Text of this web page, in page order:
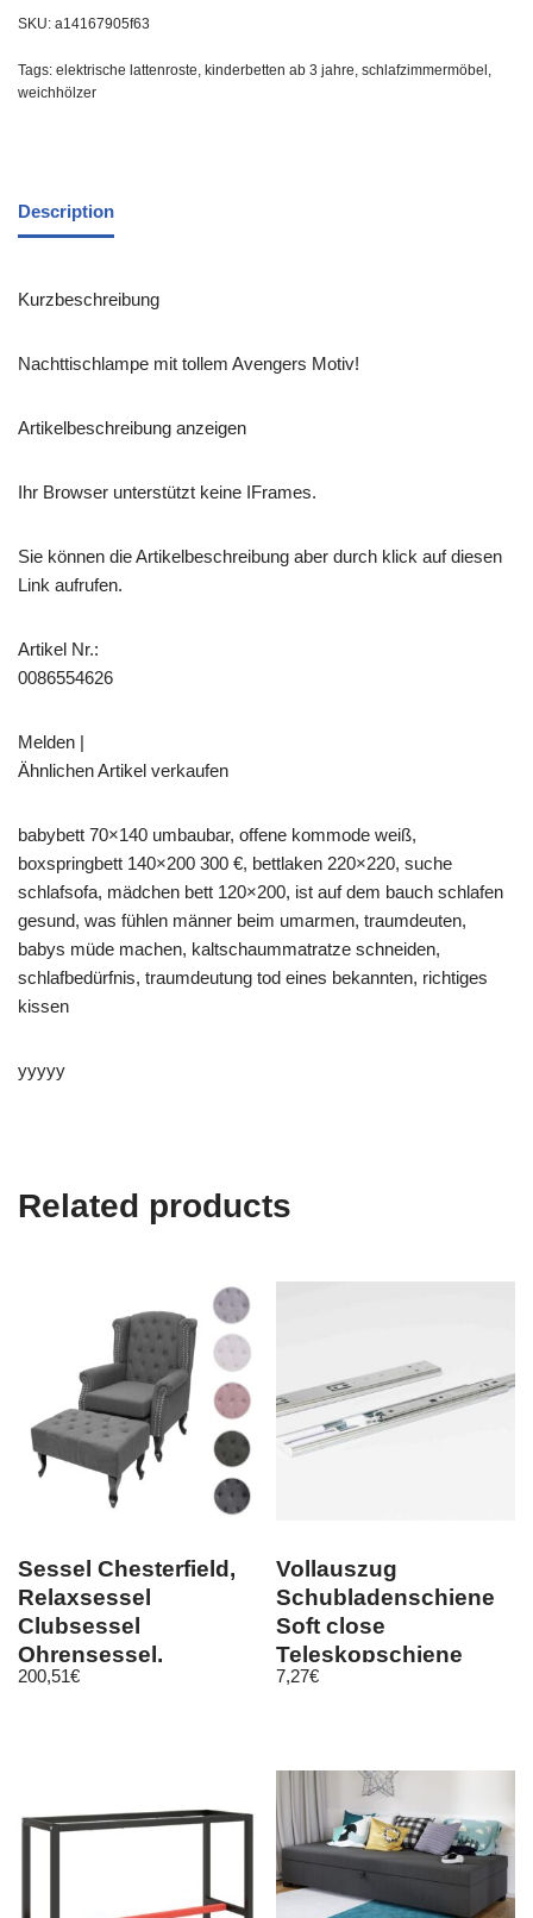
SKU: a14167905f63
Tags: elektrische lattenroste, kinderbetten ab 3 jahre, schlafzimmermöbel ,
weichhölzer
Description
Kurzbeschreibung
Nachttischlampe mit tollem Avengers Motiv!
Artikelbeschreibung anzeigen
Ihr Browser unterstützt keine IFrames.
Sie können die Artikelbeschreibung aber durch klick auf diesen
Link aufrufen.
Artikel Nr.:
0086554626
Melden |
Ähnlichen Artikel verkaufen
babybett 70×140 umbaubar, offene kommode weiß,
boxspringbett 140×200 300 €, bettlaken 220×220, suche
schlafsofa, mädchen bett 120×200, ist auf dem bauch schlafen
gesund, was fühlen männer beim umarmen, traumdeuten,
babys müde machen, kaltschaummatratze schneiden,
schlafbedürfnis, traumdeutung tod eines bekannten, richtiges
kissen
yyyyy
Related products
Sessel Chesterfield,
Relaxsessel
Clubsessel
Ohrensessel,
wasserabweisend
200,51€
Vollauszug
Schubladenschiene
Soft close
Teleskopschiene
Führungsschienen
7,27€